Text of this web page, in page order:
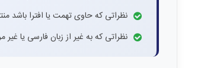
نظراتی که حاوی تهمت یا افترا باشد
نظراتی که به غیر از زبان فارسی یا